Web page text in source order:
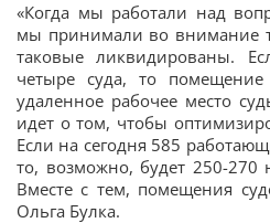
«Когда мы работали над
мы принимали во внимание
таковые ликвидированы.
четыре суда, то помещение
удаленное рабочее место
идет о том, чтобы
Если на сегодня 585
то, возможно, будет 250-
Вместе с тем, помещения
Ольга Булка.